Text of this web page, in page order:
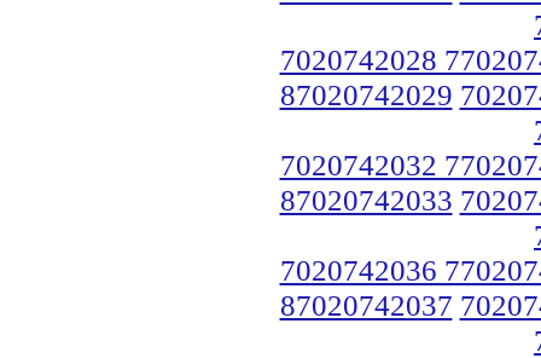
7020742028
87020742029
7020742032
87020742033
7020742036
87020742037